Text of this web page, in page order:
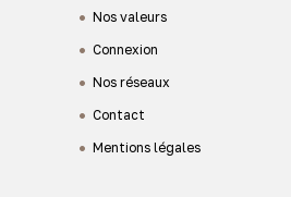
Nos valeurs
Connexion
Nos réseaux
Contact
Mentions légales